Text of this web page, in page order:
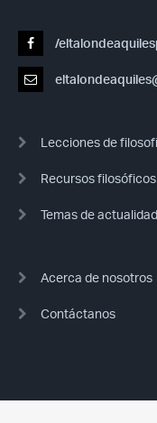
/
Lecciones de
Recursos filosóficos
Temas de actualidad
Acerca de nosotros
Contáctanos